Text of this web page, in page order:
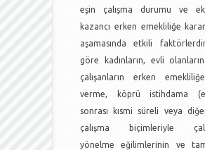
eşin çalışma durumu ve
kazancı erken emekliliğe
aşamasında etkili
göre kadınların, evli
çalışanların erken
verme, köprü istihdama
sonrası kısmi süreli veya
çalışma biçimleriyle
yönelme eğilimlerinin ve